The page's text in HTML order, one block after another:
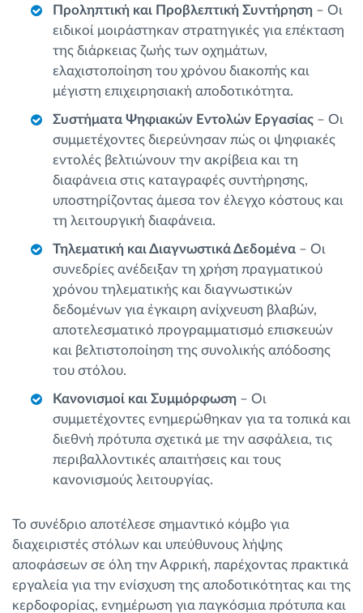
Προληπτική και Προβλεπτική Συντήρηση – Οι
ειδικοί μοιράστηκαν στρατηγικές για επέκταση
της διάρκειας ζωής των οχημάτων,
ελαχιστοποίηση του χρόνου διακοπής και
μέγιστη επιχειρησιακή αποδοτικότητα.
Συστήματα Ψηφιακών Εντολών Εργασίας – Οι
συμμετέχοντες διερεύνησαν πώς οι ψηφιακές
εντολές βελτιώνουν την ακρίβεια και τη
διαφάνεια στις καταγραφές συντήρησης,
υποστηρίζοντας άμεσα τον έλεγχο κόστους και
τη λειτουργική διαφάνεια.
Τηλεματική και Διαγνωστικά Δεδομένα – Οι
συνεδρίες ανέδειξαν τη χρήση πραγματικού
χρόνου τηλεματικής και διαγνωστικών
δεδομένων για έγκαιρη ανίχνευση βλαβών,
αποτελεσματικό προγραμματισμό επισκευών
και βελτιστοποίηση της συνολικής απόδοσης
του στόλου.
Κανονισμοί και Συμμόρφωση – Οι
συμμετέχοντες ενημερώθηκαν για τα τοπικά και
διεθνή πρότυπα σχετικά με την ασφάλεια, τις
περιβαλλοντικές απαιτήσεις και τους
κανονισμούς λειτουργίας.
Το συνέδριο αποτέλεσε σημαντικό κόμβο για
διαχειριστές στόλων και υπεύθυνους λήψης
αποφάσεων σε όλη την Αφρική, παρέχοντας πρακτικά
εργαλεία για την ενίσχυση της αποδοτικότητας και της
κερδοφορίας, ενημέρωση για παγκόσμια πρότυπα και